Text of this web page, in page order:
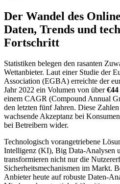
al
Der Wandel des
Daten, Trends und
Fortschritt
Statistiken belegen den rasanten
Wettanbieter. Laut einer Studie der
Association (EGBA) erreichte der
Jahr 2022 ein Volumen von über
einem CAGR (Compound Annual
den letzten fünf Jahren. Diese
wachsende Akzeptanz bei
bei Betreibern wider.
Technologisch vorangetriebene
Intelligenz (KI), Big Data-Analysen
transformieren nicht nur die
Sicherheitsmechanismen im Markt.
Anbieter heute auf robuste Daten-